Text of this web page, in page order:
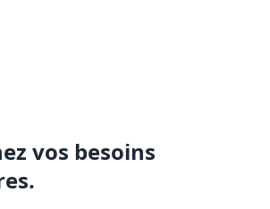
vos besoins